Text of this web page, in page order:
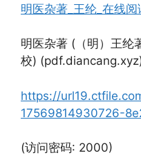
明医杂著_王纶_在线
明医杂著 (（明）王纶
校)
https://
17569814930726-
(访问密码: 2000)